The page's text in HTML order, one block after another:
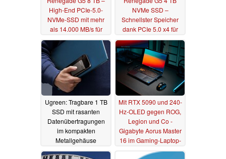
High-End PCIe-5.0-
NVMe-SSD mit mehr
als 14.000 MB/s für
Gaming & Workstations
im Test
NVMe SSD –
Schnellster Speicher
dank PCIe 5.0 x4 für
Gamer & Kreative
18.06.2025
Ugreen: Tragbare 1 TB
SSD mit rasanten
Datenübertragungen
im kompakten
Metallgehäuse
10.06.2025
Mit RTX 5090 und 240-
Hz-OLED gegen ROG,
Legion und Co -
Gigabyte Aorus Master
16 im Gaming-Laptop-
01.06.2025